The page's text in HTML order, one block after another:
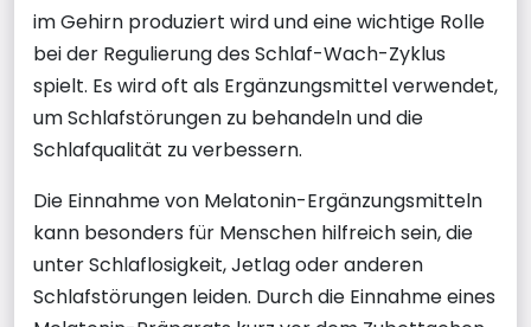
im Gehirn produziert wird und eine wichtige Rolle
bei der Regulierung des Schlaf-Wach-Zyklus
spielt. Es wird oft als Ergänzungsmittel verwendet,
um Schlafstörungen zu behandeln und die
Schlafqualität zu verbessern.
Die Einnahme von Melatonin-Ergänzungsmitteln
kann besonders für Menschen hilfreich sein, die
unter Schlaflosigkeit, Jetlag oder anderen
Schlafstörungen leiden. Durch die Einnahme eines